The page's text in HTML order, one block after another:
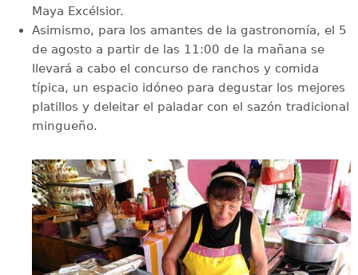
Maya Excélsior.
Asimismo, para los amantes de la gastronomía, el 5
de agosto a partir de las 11:00 de la mañana se
llevará a cabo el concurso de ranchos y comida
típica, un espacio idóneo para degustar los mejores
platillos y deleitar el paladar con el sazón tradicional
mingueño.